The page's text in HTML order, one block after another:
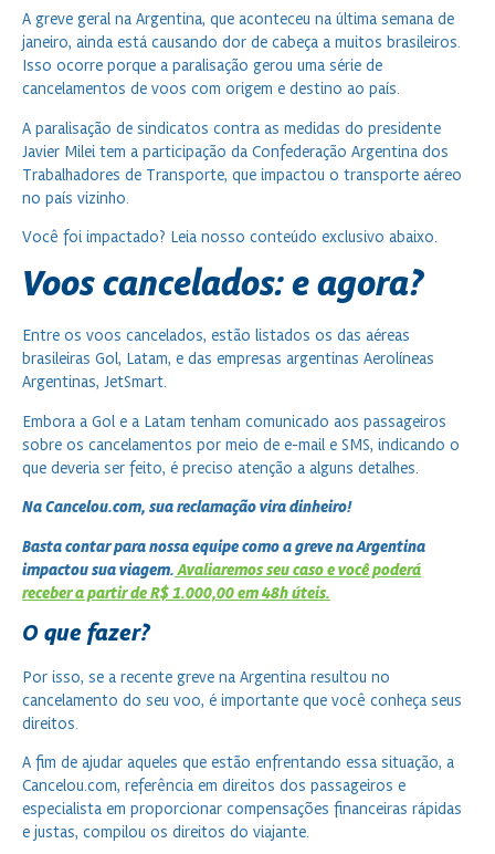
A greve geral na Argentina, que aconteceu na última semana de
janeiro, ainda está causando dor de cabeça a muitos brasileiros.
Isso ocorre porque a paralisação gerou uma série de
cancelamentos de voos com origem e destino ao país.
A paralisação de sindicatos contra as medidas do presidente
Javier Milei tem a participação da Confederação Argentina dos
Trabalhadores de Transporte, que impactou o transporte aéreo
no país vizinho.
Você foi impactado? Leia nosso conteúdo exclusivo abaixo.
Voos cancelados: e agora?
Entre os voos cancelados, estão listados os das aéreas
brasileiras Gol, Latam, e das empresas argentinas Aerolíneas
Argentinas, JetSmart.
Embora a Gol e a Latam tenham comunicado aos passageiros
sobre os cancelamentos por meio de e-mail e SMS, indicando o
que deveria ser feito, é preciso atenção a alguns detalhes.
Na Cancelou.com, sua reclamação vira dinheiro!
Basta contar para nossa equipe como a greve na Argentina
impactou sua viagem. Avaliaremos seu caso e você poderá
receber a partir de R$ 1.000,00 em 48h úteis.
O que fazer?
Por isso, se a recente greve na Argentina resultou no
cancelamento do seu voo, é importante que você conheça seus
direitos.
A fim de ajudar aqueles que estão enfrentando essa situação, a
Cancelou.com, referência em direitos dos passageiros e
especialista em proporcionar compensações financeiras rápidas
e justas, compilou os direitos do viajante.